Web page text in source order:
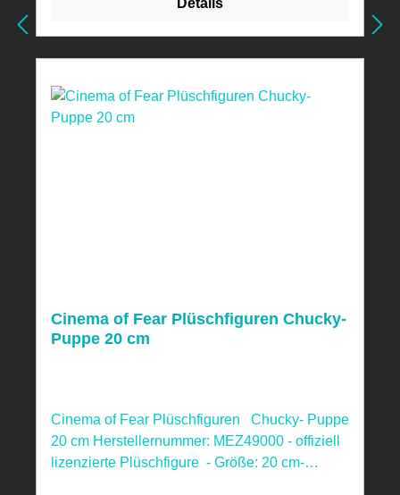
Cinema of Fear Plüschfiguren Chucky-
Puppe 20 cm
Cinema of Fear Plüschfiguren Chucky- Puppe
20 cm Herstellernummer: MEZ49000 - offiziell
lizenzierte Plüschfigure - Größe: 20 cm-